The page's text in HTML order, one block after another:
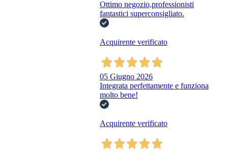
Ottimo negozio,professionisti
fantastici superconsigliato.
Acquirente verificato
05 Giugno 2026
Integrata perfettamente e funziona
molto bene!
Acquirente verificato